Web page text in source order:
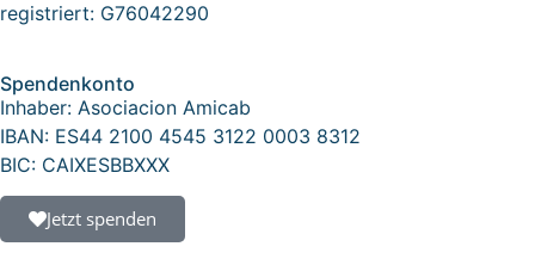
registriert: G76042290
Spendenkonto
Inhaber: Asociacion Amicab
IBAN: ES44 2100 4545 3122 0003 8312
BIC: CAIXESBBXXX
Jetzt spenden